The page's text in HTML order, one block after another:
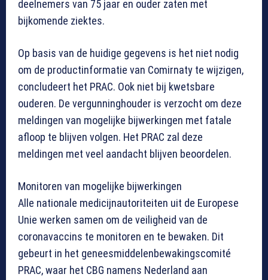
deelnemers van 75 jaar en ouder zaten met
bijkomende ziektes.
Op basis van de huidige gegevens is het niet nodig
om de productinformatie van Comirnaty te wijzigen,
concludeert het PRAC. Ook niet bij kwetsbare
ouderen. De vergunninghouder is verzocht om deze
meldingen van mogelijke bijwerkingen met fatale
afloop te blijven volgen. Het PRAC zal deze
meldingen met veel aandacht blijven beoordelen.
Monitoren van mogelijke bijwerkingen
Alle nationale medicijnautoriteiten uit de Europese
Unie werken samen om de veiligheid van de
coronavaccins te monitoren en te bewaken. Dit
gebeurt in het geneesmiddelenbewakingscomité
PRAC, waar het CBG namens Nederland aan